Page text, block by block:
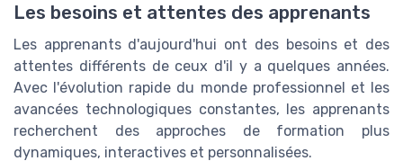
Les besoins et attentes des apprenants
Les apprenants d'aujourd'hui ont des besoins et des
attentes différents de ceux d'il y a quelques années.
Avec l'évolution rapide du monde professionnel et les
avancées technologiques constantes, les apprenants
recherchent des approches de formation plus
dynamiques, interactives et personnalisées.